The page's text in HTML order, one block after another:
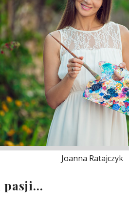
Joanna Ratajczyk
pasji…